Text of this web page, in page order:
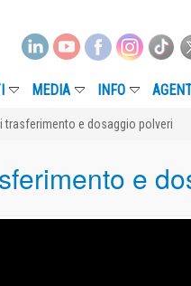
MEDIA INFO
trasferimento e dosaggio polveri
e